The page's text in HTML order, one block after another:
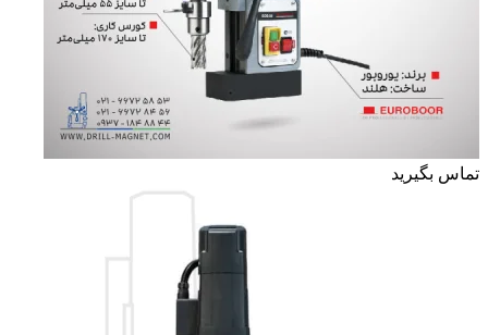
تماس بگیرید